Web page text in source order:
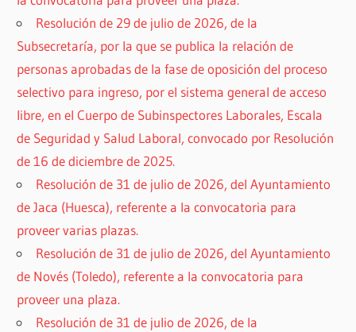
Resolución de 29 de julio de 2026, de la
Subsecretaría, por la que se publica la relación de
personas aprobadas de la fase de oposición del proceso
selectivo para ingreso, por el sistema general de acceso
libre, en el Cuerpo de Subinspectores Laborales, Escala
de Seguridad y Salud Laboral, convocado por Resolución
de 16 de diciembre de 2025.
Resolución de 31 de julio de 2026, del Ayuntamiento
de Jaca (Huesca), referente a la convocatoria para
proveer varias plazas.
Resolución de 31 de julio de 2026, del Ayuntamiento
de Novés (Toledo), referente a la convocatoria para
proveer una plaza.
Resolución de 31 de julio de 2026, de la